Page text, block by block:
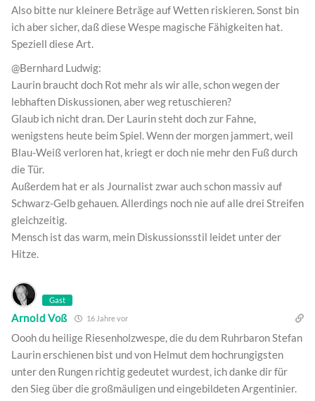
Also bitte nur kleinere Beträge auf Wetten riskieren. Sonst bin
ich aber sicher, daß diese Wespe magische Fähigkeiten hat.
Speziell diese Art.
@Bernhard Ludwig:
Laurin braucht doch Rot mehr als wir alle, schon wegen der
lebhaften Diskussionen, aber weg retuschieren?
Glaub ich nicht dran. Der Laurin steht doch zur Fahne,
wenigstens heute beim Spiel. Wenn der morgen jammert, weil
Blau-Weiß verloren hat, kriegt er doch nie mehr den Fuß durch
die Tür.
Außerdem hat er als Journalist zwar auch schon massiv auf
Schwarz-Gelb gehauen. Allerdings noch nie auf alle drei Streifen
gleichzeitig.
Mensch ist das warm, mein Diskussionsstil leidet unter der
Hitze.
Gast
Arnold Voß 16 Jahre vor
Oooh du heilige Riesenholzwespe, die du dem Ruhrbaron Stefan
Laurin erschienen bist und von Helmut dem hochrungigsten
unter den Rungen richtig gedeutet wurdest, ich danke dir für
den Sieg über die großmäuligen und eingebildeten Argentinier.